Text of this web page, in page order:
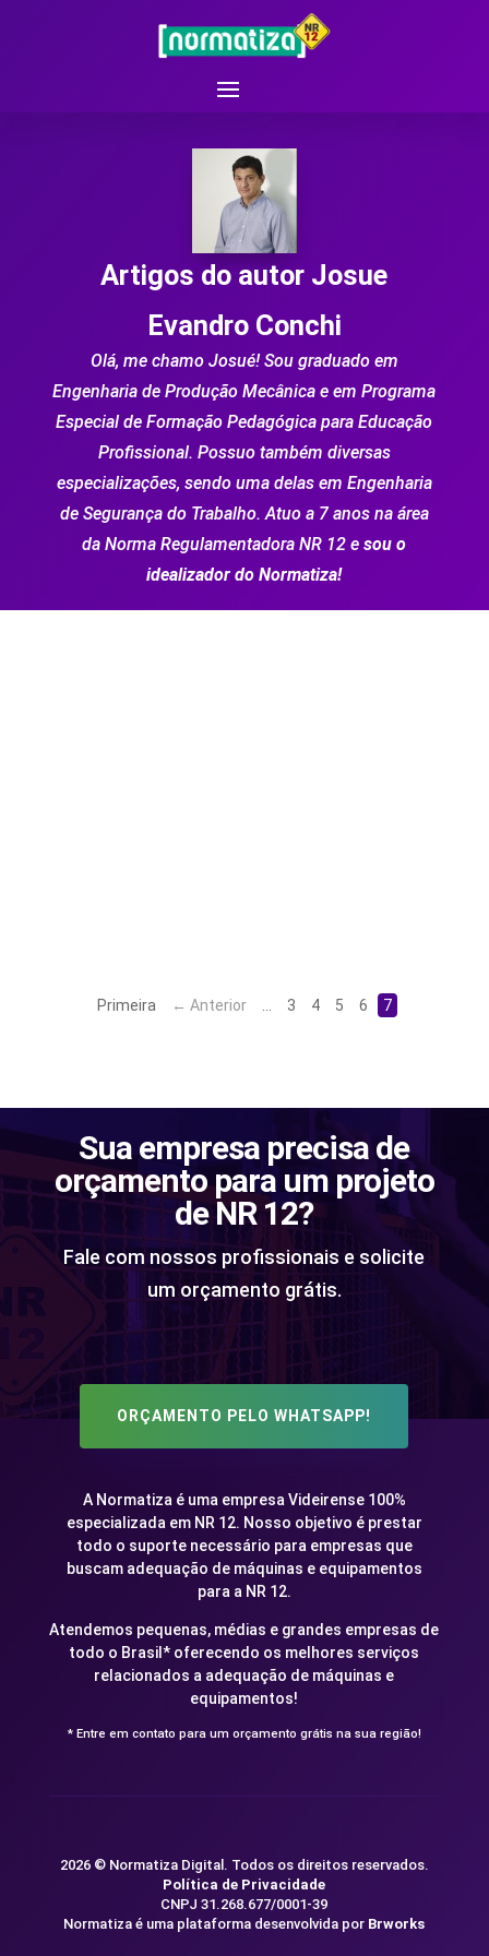
Artigos do autor Josue
Evandro Conchi
Olá, me chamo Josué! Sou graduado em
Engenharia de Produção Mecânica e em Programa
Especial de Formação Pedagógica para Educação
Profissional. Possuo também diversas
especializações, sendo uma delas em Engenharia
de Segurança do Trabalho. Atuo a 7 anos na área
da Norma Regulamentadora NR 12 esou o
idealizador do Normatiza!
Primeira ← Anterior 3 4 5 6 7
Sua empresa precisa de
orçamento para um projeto
de NR 12?
Fale com nossos profissionais e solicite
um orçamento grátis.
ORÇAMENTO PELO WHATSAPP!
A Normatiza é uma empresa Videirense 100%
especializada em NR 12. Nosso objetivo é prestar
todo o suporte necessário para empresas que
buscam adequação de máquinas e equipamentos
para a NR 12.
Atendemos pequenas, médias e grandes empresas de
todo o Brasil* oferecendo os melhores serviços
relacionados a adequação de máquinas e
equipamentos!
* Entre em contato para um orçamento grátis na sua região!
2026 © Normatiza Digital. Todos os direitos reservados.
Política de Privacidade
CNPJ 31.268.677/0001-39
Normatiza é uma plataforma desenvolvida por Brworks